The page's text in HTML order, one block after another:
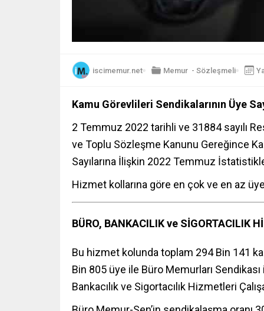
iscimemur.net Memur - Sözleşmeli
Kamu Görevlileri Sendikalarının Üye
2 Temmuz 2022 tarihli ve 31884 sayılı
ve Toplu Sözleşme Kanunu Gereğince
Sayılarına İlişkin 2022 Temmuz
Hizmet kollarına göre en çok ve en az
BÜRO, BANKACILIK ve SİGORTACILIK
Bu hizmet kolunda toplam 294 Bin 141
Bin 805 üye ile Büro Memurları
Bankacılık ve Sigortacılık Hizmetleri